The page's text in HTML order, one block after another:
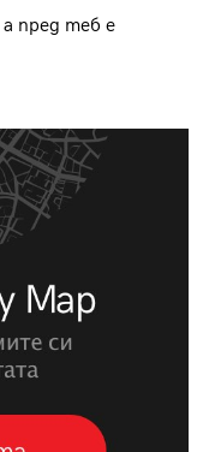
а пред теб е